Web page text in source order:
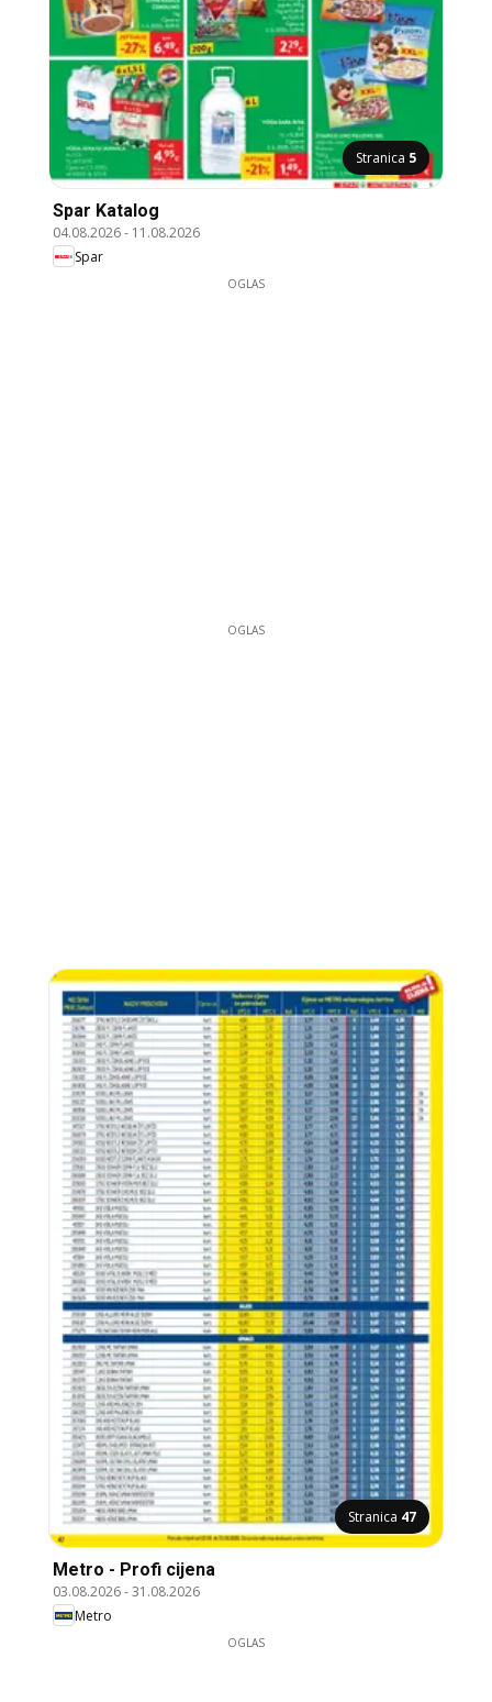
Stranica 5
Spar Katalog
04.08.2026- 11.08.2026
Spar
OGLAS
OGLAS
Stranica 47
Metro - Profi cijena
03.08.2026-31.08.2026
Metro
OGLAS